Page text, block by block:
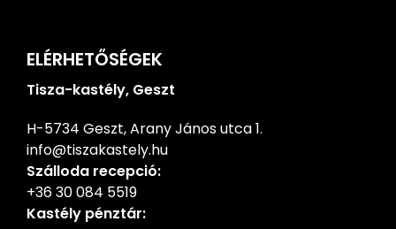
ELÉRHETŐSÉGEK
Tisza-kastély, Geszt
H-5734 Geszt, Arany János utca 1.
info@tiszakastely.hu
Szálloda recepció:
+36 30 084 5519
Kastély pénztár: